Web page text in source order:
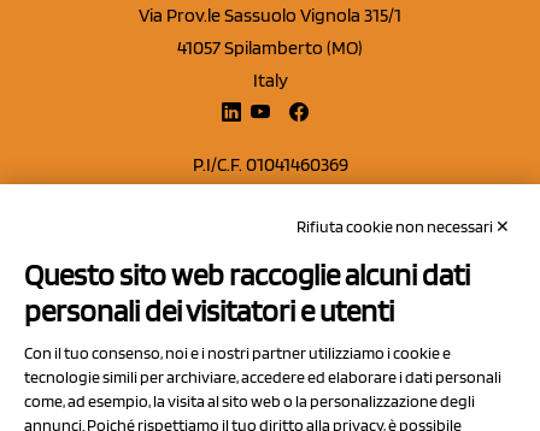
Via Prov.le Sassuolo Vignola 315/1
41057 Spilamberto (MO)
Italy
P.I/C.F. 01041460369
Capitale sociale Euro 50.000,00 i.v.
Contatti
Privacy Policy
Cookie Policy
Rifiuta cookie non necessari ✕
Questo sito web raccoglie alcuni dati
personali dei visitatori e utenti
Con il tuo consenso, noi e i nostri partner utilizziamo i cookie e
tecnologie simili per archiviare, accedere ed elaborare i dati personali
come, ad esempio, la visita al sito web o la personalizzazione degli
annunci. Poiché rispettiamo il tuo diritto alla privacy, è possibile